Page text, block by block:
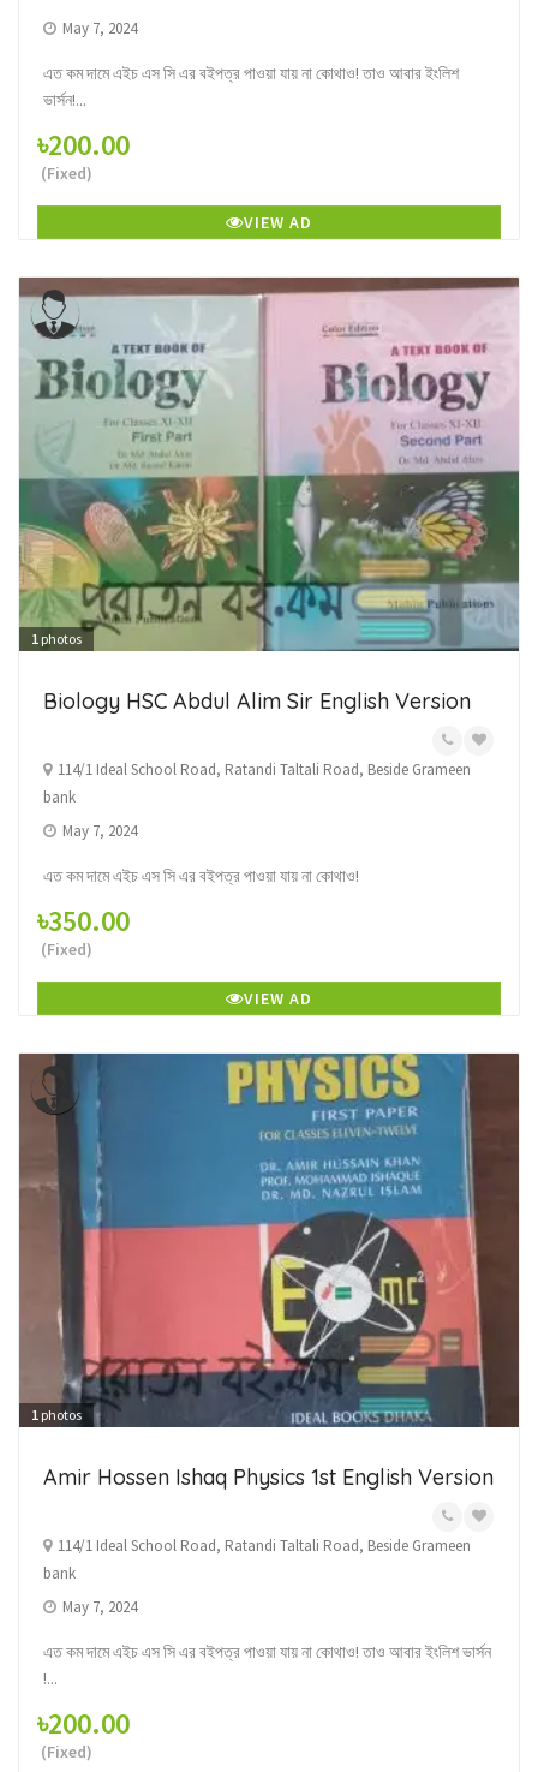
May 7, 2024
এত কম দামে এইচ এস সি এর বইপত্র পাওয়া যায় না কোথাও! তাও আবার ইংলিশ
ভার্সন!...
৳200.00
(Fixed)
VIEW AD
1 photos
Biology HSC Abdul Alim Sir English Version
114/1 Ideal School Road, Ratandi Taltali Road, Beside Grameen
bank
May 7, 2024
এত কম দামে এইচ এস সি এর বইপত্র পাওয়া যায় না কোথাও!
৳350.00
(Fixed)
VIEW AD
1 photos
Amir Hossen Ishaq Physics 1st English Version
114/1 Ideal School Road, Ratandi Taltali Road, Beside Grameen
bank
May 7, 2024
এত কম দামে এইচ এস সি এর বইপত্র পাওয়া যায় না কোথাও! তাও আবার ইংলিশ ভার্সন
!...
৳200.00
(Fixed)